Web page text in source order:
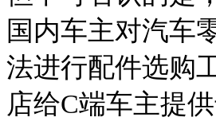
国内车主对汽车
法进行配件选购
店给C端车主提